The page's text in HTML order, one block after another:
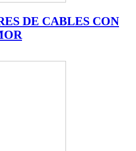
DE CABLES CON